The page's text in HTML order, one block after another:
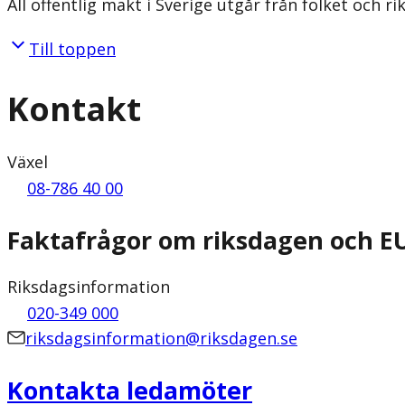
Till toppen
Kontakt
Växel
08-786 40 00
Faktafrågor om riksdagen och
Riksdagsinformation
020-349 000
riksdagsinformation@riksdagen.se
Kontakta ledamöter